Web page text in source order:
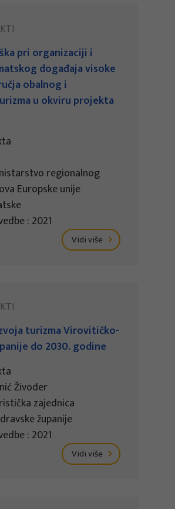
pri organizaciji i
događaja visoke
obalnog i
u okviru projekta
regionalnog
Europske unije
: 2021
Vidi više
turizma Virovitičko-
do 2030. godine
Živoder
zajednica
županije
: 2021
Vidi više